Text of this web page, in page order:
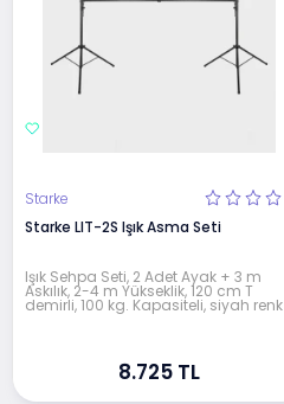
Starke
Starke LIT-2S Işık Asma Seti
Işık Sehpa Seti, 2 Adet Ayak + 3 m
Askılık, 2-4 m Yükseklik, 120 cm T
demirli, 100 kg. Kapasiteli, siyah renk
8.725 TL